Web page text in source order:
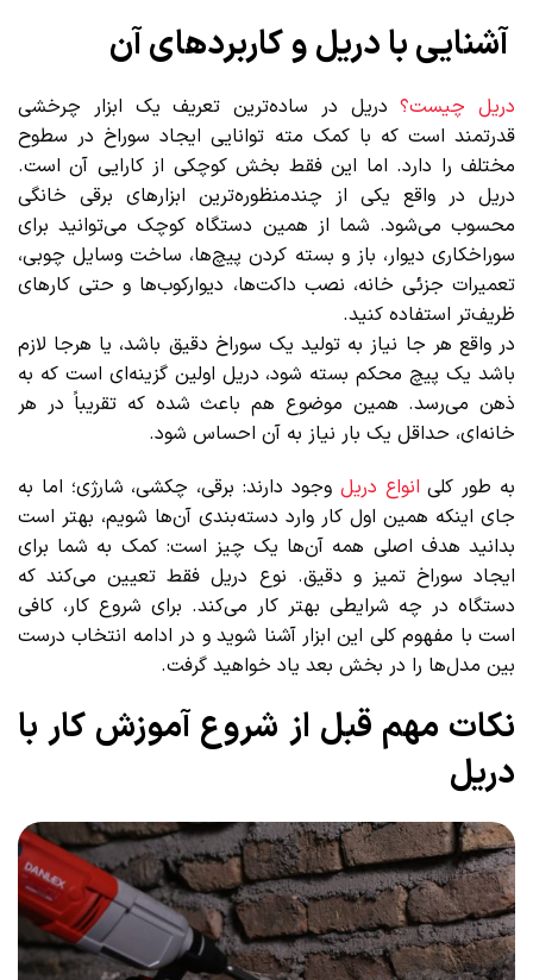
آشنایی با دریل و کاربردهای آن
دریل چیست؟دریل در ساده‌ترین تعریف یک ابزار چرخشی
قدرتمند است که با کمک مته‌ توانایی ایجاد سوراخ در سطوح
مختلف را دارد. اما این فقط بخش کوچکی از کارایی آن است.
دریل در واقع یکی از چندمنظوره‌ترین ابزارهای برقی خانگی
محسوب می‌شود. شما از همین دستگاه کوچک می‌توانید برای
سوراخکاری دیوار، باز و بسته کردن پیچ‌ها، ساخت وسایل چوبی،
تعمیرات جزئی خانه، نصب داکت‌ها، دیوارکوب‌ها و حتی کارهای
ظریف‌تر استفاده کنید.
در واقع هر جا نیاز به تولید یک سوراخ دقیق باشد، یا هرجا لازم
باشد یک پیچ محکم بسته شود، دریل اولین گزینه‌ای است که به
ذهن می‌رسد. همین موضوع هم باعث شده که تقریباً در هر
خانه‌ای، حداقل یک بار نیاز به آن احساس شود.
به طور کلی انواع دریل وجود دارند: برقی، چکشی، شارژی؛ اما به
جای اینکه همین اول کار وارد دسته‌بندی آن‌ها شویم، بهتر است
بدانید هدف اصلی همه آن‌ها یک چیز است: کمک به شما برای
ایجاد سوراخ تمیز و دقیق. نوع دریل فقط تعیین می‌کند که
دستگاه در چه شرایطی بهتر کار می‌کند. برای شروع کار، کافی
است با مفهوم کلی این ابزار آشنا شوید و در ادامه انتخاب درست
بین مدل‌ها را در بخش بعد یاد خواهید گرفت.
نکات مهم قبل از شروع آموزش کار با
دریل